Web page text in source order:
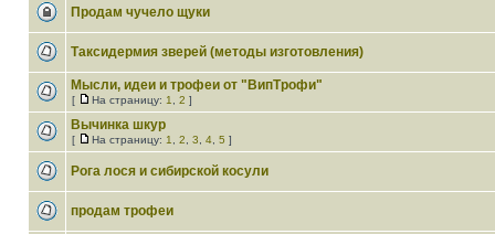
Продам чучело щуки
Таксидермия зверей (методы изготовления)
Мысли, идеи и трофеи от "ВипТрофи"
[ На страницу: 1 2 ]
Вычинка шкур
[ На страницу: 1 2 3 4 5 ]
Рога лося и сибирской косули
продам трофеи